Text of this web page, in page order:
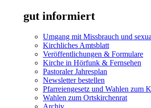
gut informiert
Umgang mit Missbrauch und
Kirchliches Amtsblatt
Veröffentlichungen & Formulare
Kirche in Hörfunk & Fernsehen
Pastoraler Jahresplan
Newsletter bestellen
Pfarreiengesetz und Wahlen zum
Wahlen zum Ortskirchenrat
Archiv